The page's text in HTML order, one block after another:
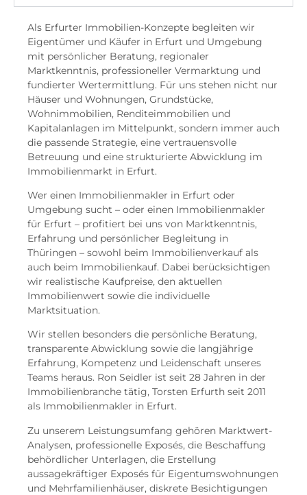
Als Erfurter Immobilien-Konzepte begleiten wir
Eigentümer und Käufer in Erfurt und Umgebung
mit persönlicher Beratung, regionaler
Marktkenntnis, professioneller Vermarktung und
fundierter Wertermittlung. Für uns stehen nicht nur
Häuser und Wohnungen, Grundstücke,
Wohnimmobilien, Renditeimmobilien und
Kapitalanlagen im Mittelpunkt, sondern immer auch
die passende Strategie, eine vertrauensvolle
Betreuung und eine strukturierte Abwicklung im
Immobilienmarkt in Erfurt.
Wer einen Immobilienmakler in Erfurt oder
Umgebung sucht – oder einen Immobilienmakler
für Erfurt – profitiert bei uns von Marktkenntnis,
Erfahrung und persönlicher Begleitung in
Thüringen – sowohl beim Immobilienverkauf als
auch beim Immobilienkauf. Dabei berücksichtigen
wir realistische Kaufpreise, den aktuellen
Immobilienwert sowie die individuelle
Marktsituation.
Wir stellen besonders die persönliche Beratung,
transparente Abwicklung sowie die langjährige
Erfahrung, Kompetenz und Leidenschaft unseres
Teams heraus. Ron Seidler ist seit 28 Jahren in der
Immobilienbranche tätig, Torsten Erfurth seit 2011
als Immobilienmakler in Erfurt.
Zu unserem Leistungsumfang gehören Marktwert-
Analysen, professionelle Exposés, die Beschaffung
behördlicher Unterlagen, die Erstellung
aussagekräftiger Exposés für Eigentumswohnungen
und Mehrfamilienhäuser, diskrete Besichtigungen